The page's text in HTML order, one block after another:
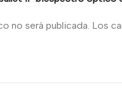
no será publicada. Los